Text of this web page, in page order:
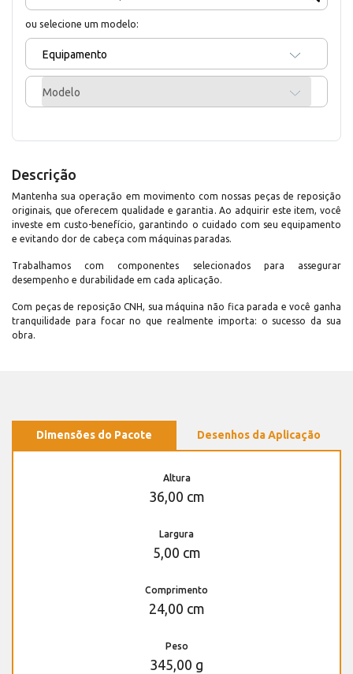
ou selecione um modelo:
Equipamento
Modelo
Descrição
Mantenha sua operação em movimento com nossas peças de reposição
originais, que oferecem qualidade e garantia. Ao adquirir este item, você
investe em custo-benefício, garantindo o cuidado com seu equipamento
e evitando dor de cabeça com máquinas paradas.
Trabalhamos com componentes selecionados para assegurar
desempenho e durabilidade em cada aplicação.
Com peças de reposição CNH, sua máquina não fica parada e você ganha
tranquilidade para focar no que realmente importa: o sucesso da sua
obra.
Dimensões do Pacote Desenhos da Aplicação
Altura
36,00 cm
Largura
5,00 cm
Comprimento
24,00 cm
Peso
345,00 g